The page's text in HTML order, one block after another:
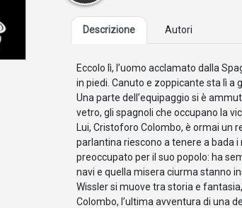
Descrizione Autori
Eccolo lì, l’uomo acclamato dalla
in piedi. Canuto e zoppicante sta lì a
Una parte dell’equipaggio si è
vetro, gli spagnoli che occupano la
Lui, Cristoforo Colombo, è ormai un
parlantina riescono a tenere a bada
preoccupato per il suo popolo: ha
navi e quella misera ciurma stanno
Wissler si muove tra storia e
Colombo, l’ultima avventura di una